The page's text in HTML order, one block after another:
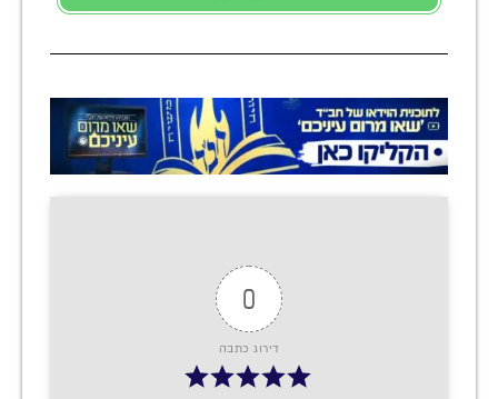
0
דירוג כתבה